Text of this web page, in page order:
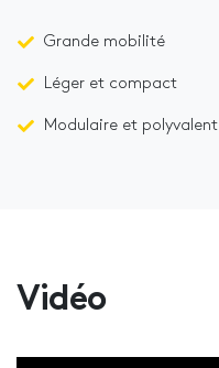
Grande mobilité
Léger et compact
Modulaire et polyvalent
Vidéo